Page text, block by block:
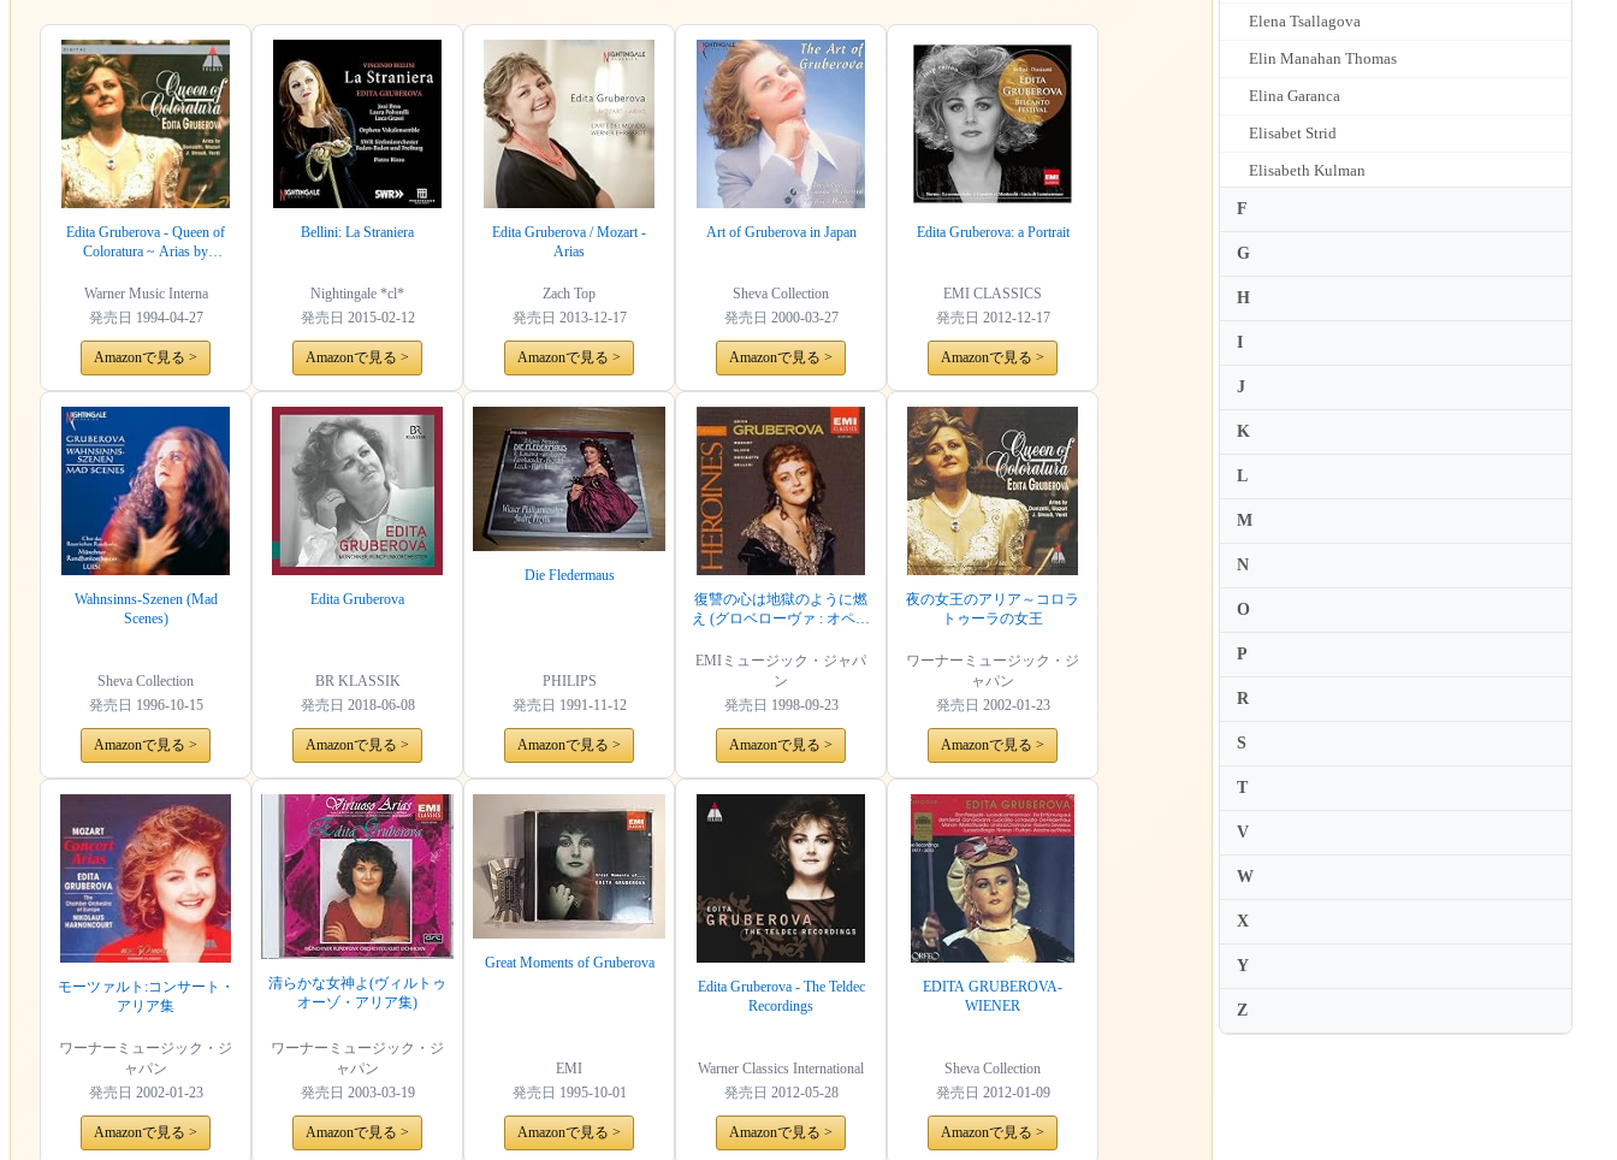
Edita Gruberova - Queen of
Coloratura ~ Arias by
Verdi
Warner Music Interna
発売日 1994-04-27
Amazonで見る >
Bellini: La Straniera
Nightingale *cl*
発売日 2015-02-12
Amazonで見る >
Edita Gruberova / Mozart -
Arias
Zach Top
発売日 2013-12-17
Amazonで見る >
Art of Gruberova in Japan
Sheva Collection
発売日 2000-03-27
Amazonで見る >
Edita Gruberova: a Portrait
EMI CLASSICS
発売日 2012-12-17
Amazonで見る >
Wahnsinns-Szenen (Mad
Scenes)
Sheva Collection
発売日 1996-10-15
Amazonで見る >
Edita Gruberova
BR KLASSIK
発売日 2018-06-08
Amazonで見る >
Die Fledermaus
PHILIPS
発売日 1991-11-12
Amazonで見る >
復讐の心は地獄のように燃
え (グロベローヴァ : オペラ
EMIミュージック・ジャパ
ン
発売日 1998-09-23
Amazonで見る >
夜の女王のアリア～コロラ
トゥーラの女王
ワーナーミュージック・ジ
ャパン
発売日 2002-01-23
Amazonで見る >
モーツァルト:コンサート・
アリア集
ワーナーミュージック・ジ
ャパン
発売日 2002-01-23
Amazonで見る >
清らかな女神よ(ヴィルトゥ
オーゾ・アリア集)
ワーナーミュージック・ジ
ャパン
発売日 2003-03-19
Amazonで見る >
Great Moments of Gruberova
EMI
発売日 1995-10-01
Amazonで見る >
Edita Gruberova - The Teldec
Recordings
Warner Classics International
発売日 2012-05-28
Amazonで見る >
EDITA GRUBEROVA-
WIENER
Sheva Collection
発売日 2012-01-09
Amazonで見る >
Elena Tsallagova
Elin Manahan Thomas
Elina Garanca
Elisabet Strid
Elisabeth Kulman
Emoke Barath
F
G
H
I
J
K
L
M
N
O
P
R
S
T
V
W
X
Y
Z